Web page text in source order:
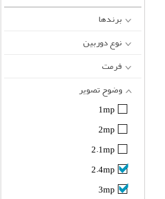
برندها
نوع دوربین
فرمت
وضوح تصویر
1mp
2mp
2.1mp
2.4mp
3mp